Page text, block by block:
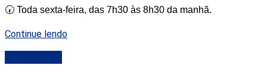
🕢 Toda sexta-feira, das 7h30 às 8h30 da manhã.
Continue lendo